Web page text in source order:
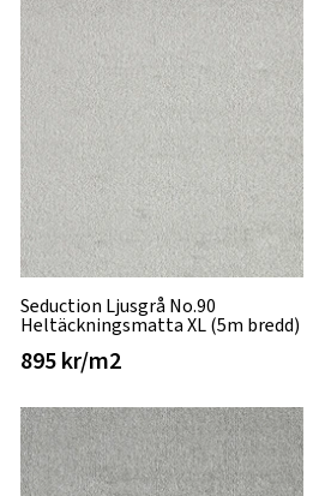
Seduction Ljusgrå No.90
Heltäckningsmatta XL (5m bredd)
895 kr/m2